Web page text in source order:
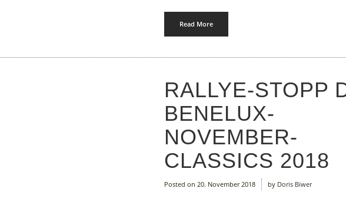
Read More
RALLYE-STOPP
BENELUX-
NOVEMBER-
CLASSICS 2018
Posted on 20. November 2018 by Doris Biwer